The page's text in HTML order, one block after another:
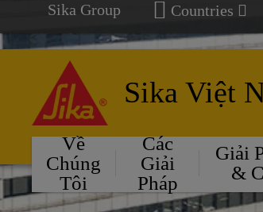
Sika Group Countries
Sika Việt
Về
Chúng
Tôi
Các
Giải
Pháp
Giải
&